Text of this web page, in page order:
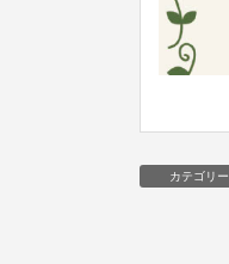
カテゴリー